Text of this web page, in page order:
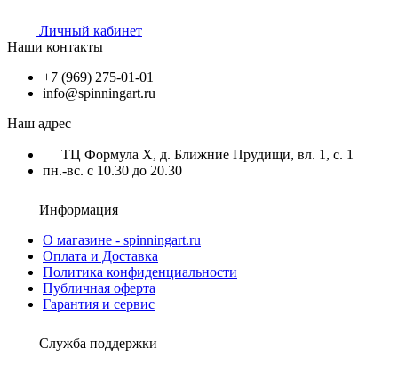
Личный кабинет
Наши контакты
+7 (969) 275-01-01
info@spinningart.ru
Наш адрес
ТЦ Формула X, д. Ближние Прудищи, вл. 1, с. 1
пн.-вс. с 10.30 до 20.30
Информация
О магазине - spinningart.ru
Оплата и Доставка
Политика конфиденциальности
Публичная оферта
Гарантия и сервис
Служба поддержки